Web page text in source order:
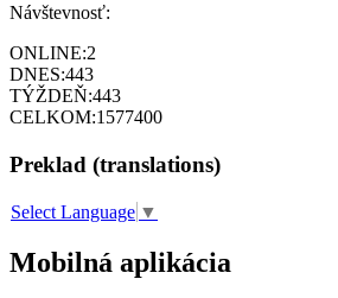
Návštevnosť:
ONLINE:2
DNES:443
TÝŽDEŇ:443
CELKOM:1577400
Preklad (translations)
Select Language ▼
Mobilná aplikácia